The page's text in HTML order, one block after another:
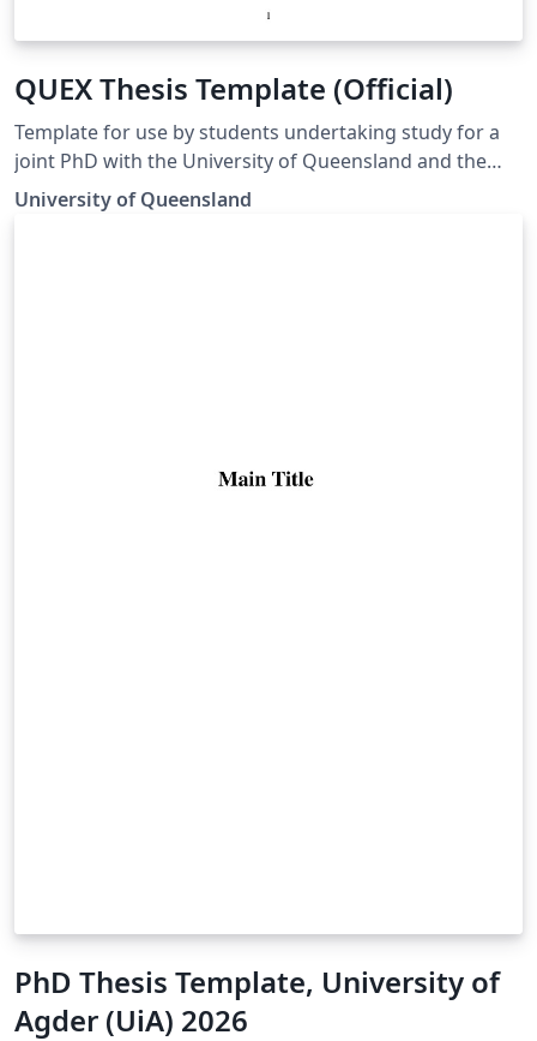
QUEX Thesis Template (Official)
Template for use by students undertaking study for a
joint PhD with the University of Queensland and the
University of Exeter. Template matches the guidelines
for preparing a UQ-Exeter joint PhD thesis to ensure
University of Queensland
PhD Thesis Template, University of
Agder (UiA) 2026